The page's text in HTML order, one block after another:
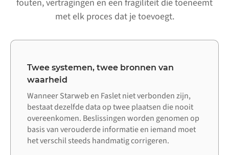
fouten, vertragingen en een fragiliteit die toeneemt
met elk proces dat je toevoegt.
Twee systemen, twee bronnen van
waarheid
Wanneer Starweb en Faslet niet verbonden zijn,
bestaat dezelfde data op twee plaatsen die nooit
overeenkomen. Beslissingen worden genomen op
basis van verouderde informatie en iemand moet
het verschil steeds handmatig corrigeren.